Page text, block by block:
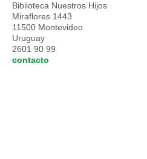
Biblioteca Nuestros Hijos
Miraflores 1443
11500 Montevideo
Uruguay
2601 90 99
contacto